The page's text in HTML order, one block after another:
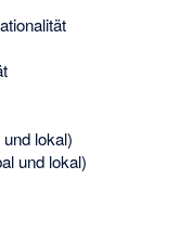
lokal)
und lokal)